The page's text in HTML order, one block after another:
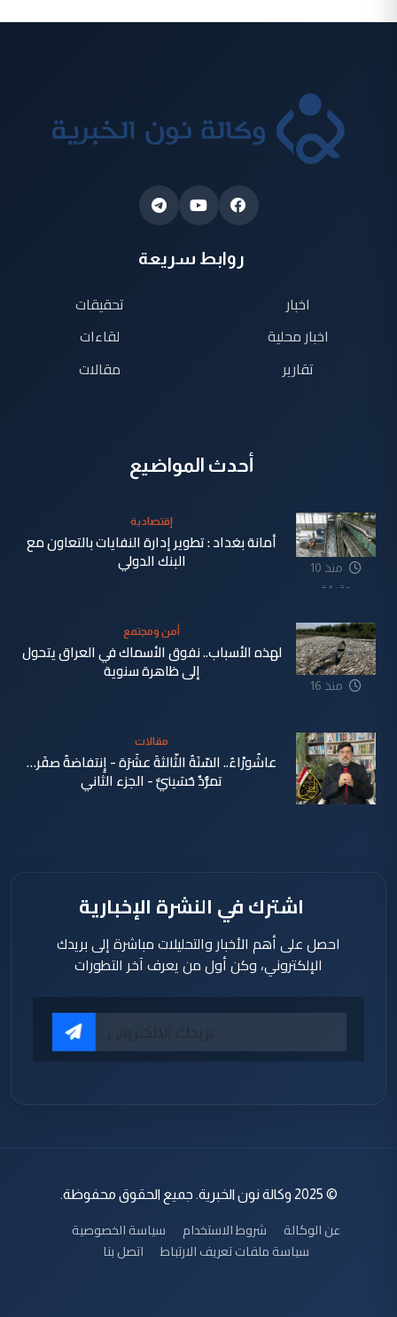
روابط سريعة
اخبار
اخبار محلية
تقارير
تحقيقات
لقاءات
مقالات
أحدث المواضيع
منذ 10
دقيقة
إقتصادية
أمانة بغداد : تطوير إدارة النفايات بالتعاون مع
البنك الدولي
منذ 16
أمن ومجتمع
لهذه الأسباب.. نفوق الأسماك في العراق يتحول
إلى ظاهرة سنوية
مقالات
عاشُورْاءُ.. السّنَةُ الثّالثةَ عشَرَة - إِنتفاضةُ صفَر…
تمرُّدٌ حُسَينيٌّ - الجزء الثاني
اشترك في النشرة الإخبارية
احصل على أهم الأخبار والتحليلات مباشرة إلى بريدك
الإلكتروني، وكن أول من يعرف آخر التطورات
© 2025 وكالة نون الخبرية. جميع الحقوق محفوظة.
عن الوكالة شروط الاستخدام
سياسة الخصوصية
سياسة ملفات تعريف الارتباط
اتصل بنا